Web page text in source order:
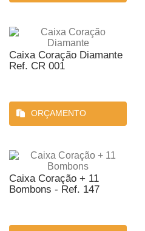
Caixa Coração Diamante
Ref. CR 001
ORÇAMENTO
Caixa Coração + 11
Bombons - Ref. 147